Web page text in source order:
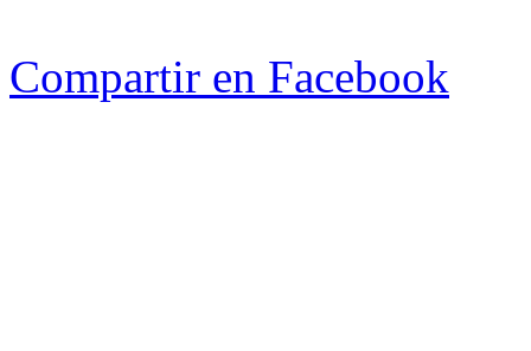
Compartir en Facebook